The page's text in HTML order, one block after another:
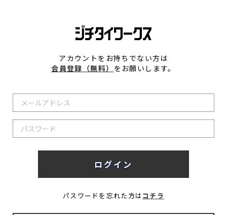
アカウントをお持ちでない方は
会員登録（無料） をお願いします。
パスワードを忘れた方はコチラ